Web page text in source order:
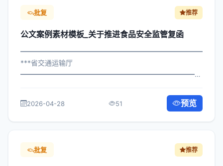
批复 推荐
公文案例素材模板_关于推进食品安全监管复函
***省交通运输厅
构： 为深入贯彻落实习近平总书记关...
2026-04-28 51 预览
批复 推荐